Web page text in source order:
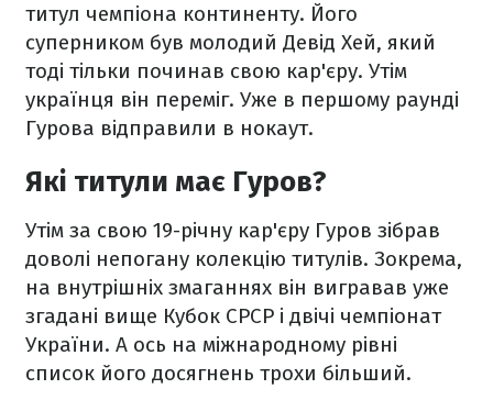
титул чемпіона континенту. Його
суперником був молодий Девід Хей, який
тоді тільки починав свою кар'єру. Утім
українця він переміг. Уже в першому раунді
Гурова відправили в нокаут.
Які титули має Гуров?
Утім за свою 19-річну кар'єру Гуров зібрав
доволі непогану колекцію титулів. Зокрема,
на внутрішніх змаганнях він вигравав уже
згадані вище Кубок СРСР і двічі чемпіонат
України. А ось на міжнародному рівні
список його досягнень трохи більший.